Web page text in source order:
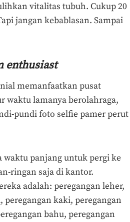
vitalitas tubuh. Cukup 20
jangan kebablasan. Sampai
enthusiast
memanfaatkan pusat
waktu lamanya berolahraga,
pundi foto selfie pamer perut
waktu panjang untuk pergi ke
ringan saja di kantor.
adalah: peregangan leher,
kaki, peregangan
bahu, peregangan